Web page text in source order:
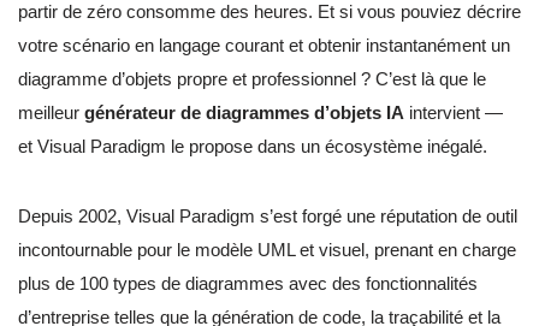
partir de zéro consomme des heures. Et si vous pouviez décrire
votre scénario en langage courant et obtenir instantanément un
diagramme d’objets propre et professionnel ? C’est là que le
meilleur générateur de diagrammes d’objets IA intervient —
et Visual Paradigm le propose dans un écosystème inégalé.
Depuis 2002, Visual Paradigm s’est forgé une réputation de outil
incontournable pour le modèle UML et visuel, prenant en charge
plus de 100 types de diagrammes avec des fonctionnalités
d’entreprise telles que la génération de code, la traçabilité et la